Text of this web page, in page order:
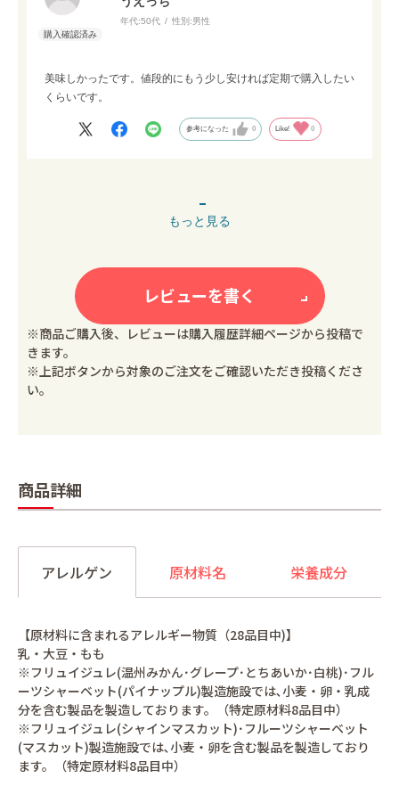
年代:50代 性別:男性
美味しかったです。値段的にもう少し安ければ定期で購入したい
くらいです。
参考になった 0 Like! 0
もっと見る
レビューを書く
※商品ご購入後、レビューは購入履歴詳細ページから投稿で
きます。
※上記ボタンから対象のご注文をご確認いただき投稿くださ
い。
商品詳細
アレルゲン 原材料名 栄養成分
【原材料に含まれるアレルギー物質（28品目中)】
乳・大豆・もも
※フリュイジュレ(温州みかん･グレープ･とちあいか･白桃)･フル
ーツシャーベット(パイナップル)製造施設では､小麦・卵・乳成
分を含む製品を製造しております。（特定原材料8品目中）
※フリュイジュレ(シャインマスカット)･フルーツシャーベット
(マスカット)製造施設では､小麦・卵を含む製品を製造しており
ます。（特定原材料8品目中）